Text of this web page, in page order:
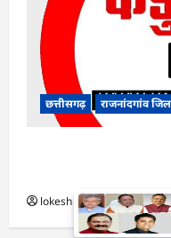
छत्तीसगढ़ राजनांदगांव
lokesh sharma